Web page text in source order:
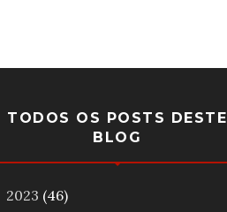
TODOS OS POSTS DESTE
BLOG
2023 (46)